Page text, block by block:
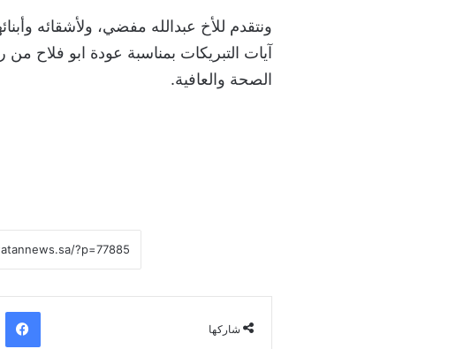
ونتقدم للأخ عبدالله مفضي، ولأشقائه
آيات التبريكات بمناسبة عودة ابو فلاح من
الصحة والعافية.
شاركها